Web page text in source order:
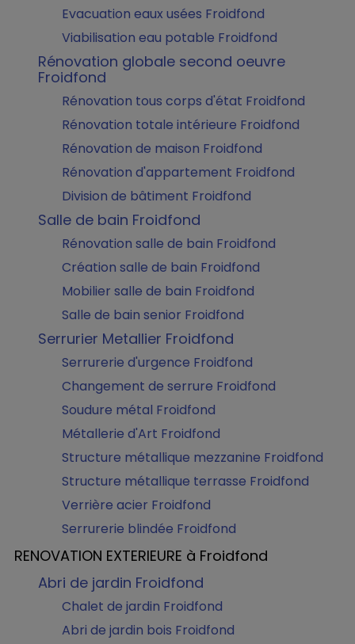
Evacuation eaux usées Froidfond
Viabilisation eau potable Froidfond
Rénovation globale second oeuvre
Froidfond
Rénovation tous corps d'état Froidfond
Rénovation totale intérieure Froidfond
Rénovation de maison Froidfond
Rénovation d'appartement Froidfond
Division de bâtiment Froidfond
Salle de bain Froidfond
Rénovation salle de bain Froidfond
Création salle de bain Froidfond
Mobilier salle de bain Froidfond
Salle de bain senior Froidfond
Serrurier Metallier Froidfond
Serrurerie d'urgence Froidfond
Changement de serrure Froidfond
Soudure métal Froidfond
Métallerie d'Art Froidfond
Structure métallique mezzanine Froidfond
Structure métallique terrasse Froidfond
Verrière acier Froidfond
Serrurerie blindée Froidfond
RENOVATION EXTERIEURE à Froidfond
Abri de jardin Froidfond
Chalet de jardin Froidfond
Abri de jardin bois Froidfond